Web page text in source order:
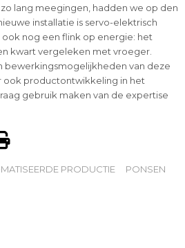
lang meegingen, hadden we op den
installatie is servo-elektrisch
nog een flink op energie: het
kwart vergeleken met vroeger.
bewerkingsmogelijkheden van deze
ook productontwikkeling in het
gebruik maken van de expertise
PRODUCTIE PONSEN